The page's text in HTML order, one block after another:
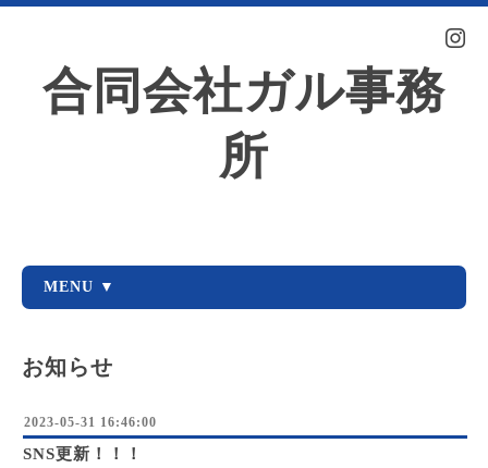
合同会社ガル事務
所
MENU ▼
お知らせ
2023-05-31 16:46:00
SNS更新！！！